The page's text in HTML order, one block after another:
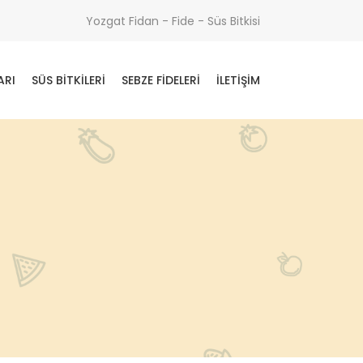
Yozgat Fidan - Fide - Süs Bitkisi
SÜS BITKILERI SEBZE FIDELERI İLETIŞIM